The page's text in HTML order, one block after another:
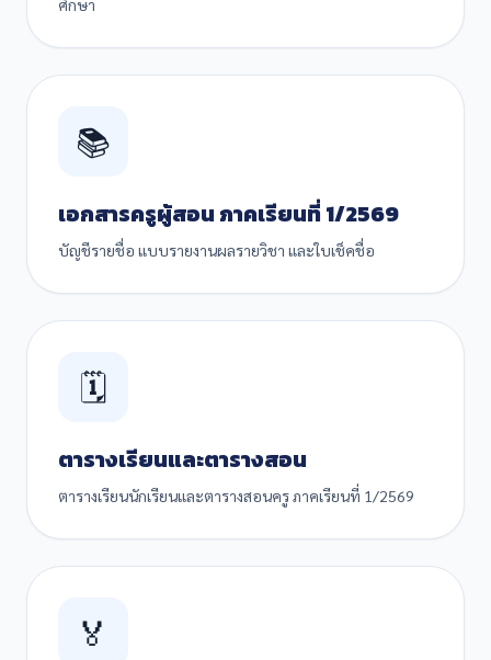
ศึกษา
📚
เอกสารครูผู้สอน ภาคเรียนที่ 1/2569
บัญชีรายชื่อ แบบรายงานผลรายวิชา และใบเช็คชื่อ
🗓️
ตารางเรียนและตารางสอน
ตารางเรียนนักเรียนและตารางสอนครู ภาคเรียนที่ 1/2569
🏅